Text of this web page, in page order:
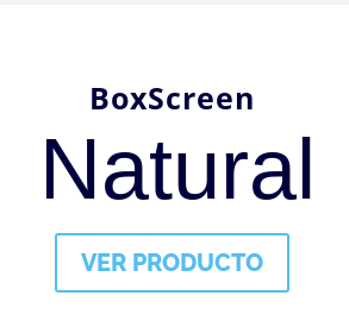
BoxScreen
Natural
VER PRODUCTO